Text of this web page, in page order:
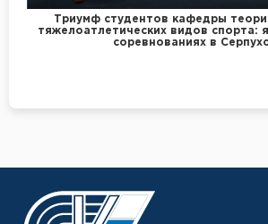
Триумф студентов кафедры
тяжелоатлетических видов спорта:
соревнованиях в